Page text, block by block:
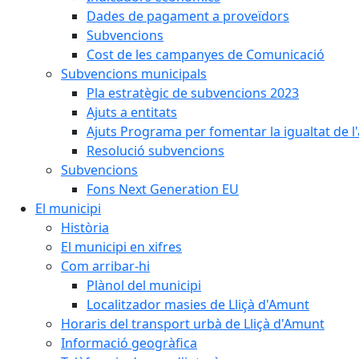
Dades de pagament a proveïdors
Subvencions
Cost de les campanyes de Comunicació
Subvencions municipals
Pla estratègic de subvencions 2023
Ajuts a entitats
Ajuts Programa per fomentar la igualtat de
Resolució subvencions
Subvencions
Fons Next Generation EU
El municipi
Història
El municipi en xifres
Com arribar-hi
Plànol del municipi
Localitzador masies de Lliçà d'Amunt
Horaris del transport urbà de Lliçà d'Amunt
Informació geogràfica